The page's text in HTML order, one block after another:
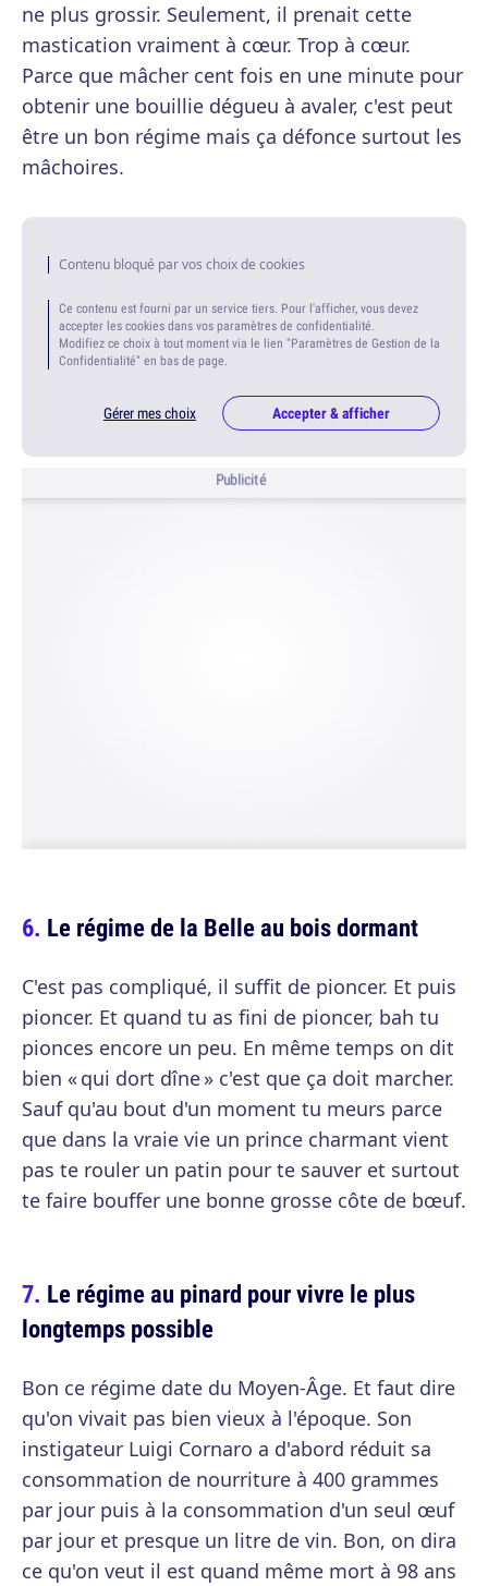
ne plus grossir. Seulement, il prenait cette
mastication vraiment à cœur. Trop à cœur.
Parce que mâcher cent fois en une minute pour
obtenir une bouillie dégueu à avaler, c'est peut
être un bon régime mais ça défonce surtout les
mâchoires.
Contenu bloqué par vos choix de cookies
Ce contenu est fourni par un service tiers. Pour l'afficher, vous devez
accepter les cookies dans vos paramètres de confidentialité.
Modifiez ce choix à tout moment via le lien "Paramètres de Gestion de la
Confidentialité" en bas de page.
Gérer mes choix Accepter & afficher
Publicité
Le régime de la Belle au bois dormant
C'est pas compliqué, il suffit de pioncer. Et puis
pioncer. Et quand tu as fini de pioncer, bah tu
pionces encore un peu. En même temps on dit
bien « qui dort dîne » c'est que ça doit marcher.
Sauf qu'au bout d'un moment tu meurs parce
que dans la vraie vie un prince charmant vient
pas te rouler un patin pour te sauver et surtout
te faire bouffer une bonne grosse côte de bœuf.
Le régime au pinard pour vivre le plus
longtemps possible
Bon ce régime date du Moyen-Âge. Et faut dire
qu'on vivait pas bien vieux à l'époque. Son
instigateur Luigi Cornaro a d'abord réduit sa
consommation de nourriture à 400 grammes
par jour puis à la consommation d'un seul œuf
par jour et presque un litre de vin. Bon, on dira
ce qu'on veut il est quand même mort à 98 ans